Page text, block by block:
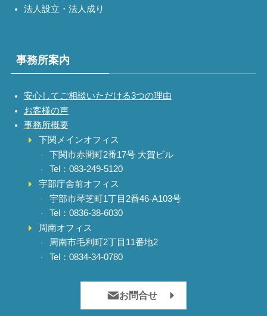
法人設立・法人成り
事務所案内
安心してご相談いただける3つの理由
お客様の声
事務所概要
下関メインオフィス
下関市赤間町2番17号 大賀ビル
Tel：083-249-5120
宇部庁舎前オフィス
宇部市琴芝町1丁目2番46-A103号
Tel：0836-38-6030
周南オフィス
周南市毛利町2丁目11番地2
Tel：0834-34-0780
お問合せ